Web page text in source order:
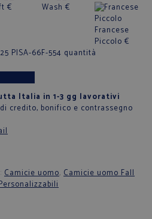
€ Wash €
Francese
Piccolo €
PISA-66F-554 quantità
Italia in 1-3 gg lavorativi
credito, bonifico e contrassegno
Camicie uomo, Camicie uomo Fall